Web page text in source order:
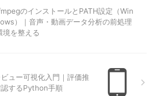
のインストールとPATH設定（Win
）｜音声・動画データ分析の前処理
境を整える
ュー可視化入門｜評価推
するPython手順